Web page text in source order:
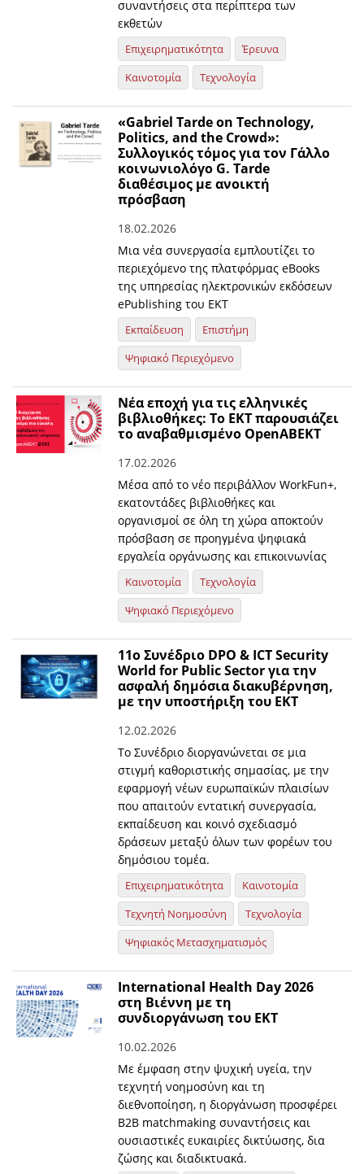
συναντήσεις στα περίπτερα των
εκθετών
Επιχειρηματικότητα
Έρευνα
Καινοτομία
Τεχνολογία
«Gabriel Tarde on Technology,
Politics, and the Crowd»:
Συλλογικός τόμος για τον Γάλλο
κοινωνιολόγο G. Tarde
διαθέσιμος με ανοικτή
πρόσβαση
18.02.2026
Μια νέα συνεργασία εμπλουτίζει το
περιεχόμενο της πλατφόρμας eBooks
της υπηρεσίας ηλεκτρονικών εκδόσεων
ePublishing του ΕΚΤ
Εκπαίδευση
Επιστήμη
Ψηφιακό Περιεχόμενο
Νέα εποχή για τις ελληνικές
βιβλιοθήκες: Το ΕΚΤ παρουσιάζει
το αναβαθμισμένο OpenABEKT
17.02.2026
Μέσα από το νέο περιβάλλον WorkFun+,
εκατοντάδες βιβλιοθήκες και
οργανισμοί σε όλη τη χώρα αποκτούν
πρόσβαση σε προηγμένα ψηφιακά
εργαλεία οργάνωσης και επικοινωνίας
Καινοτομία
Τεχνολογία
Ψηφιακό Περιεχόμενο
11ο Συνέδριο DPO & ICT Security
World for Public Sector για την
ασφαλή δημόσια διακυβέρνηση,
με την υποστήριξη του ΕΚΤ
12.02.2026
Το Συνέδριο διοργανώνεται σε μια
στιγμή καθοριστικής σημασίας, με την
εφαρμογή νέων ευρωπαϊκών πλαισίων
που απαιτούν εντατική συνεργασία,
εκπαίδευση και κοινό σχεδιασμό
δράσεων μεταξύ όλων των φορέων του
δημόσιου τομέα.
Επιχειρηματικότητα
Καινοτομία
Τεχνητή Νοημοσύνη
Τεχνολογία
Ψηφιακός Μετασχηματισμός
International Health Day 2026
στη Βιέννη με τη
συνδιοργάνωση του ΕΚΤ
10.02.2026
Με έμφαση στην ψυχική υγεία, την
τεχνητή νοημοσύνη και τη
διεθνοποίηση, η διοργάνωση προσφέρει
B2B matchmaking συναντήσεις και
ουσιαστικές ευκαιρίες δικτύωσης, δια
ζώσης και διαδικτυακά.